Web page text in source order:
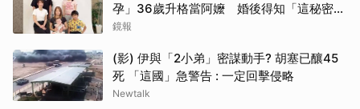
孕」36歲升格當阿嬤 婚後得知「這秘密」
傻眼了
鏡報
(影) 伊與「2小弟」密謀動手? 胡塞已釀45
死 「這國」急警告 : 一定回擊侵略
Newtalk